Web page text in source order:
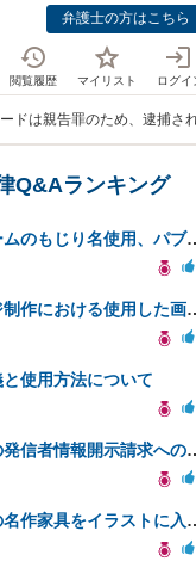
弁護士の方はこちら
閲覧履歴 マイリスト ログイ
ドは親告罪のため、逮捕さ
Q&Aランキング
プロ野球ゲームのもじり
ホームページ制作におけ
使用方法について
著作権侵害の発信者情
商標登録済の名作家具をイ